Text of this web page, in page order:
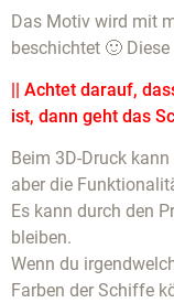
Das Motiv wird mit
beschichtet 🙂
|| Achtet darauf,
ist, dann geht das
Beim 3D-Druck
aber die
Es kann durch den
bleiben.
Wenn du
Farben der Schiffe